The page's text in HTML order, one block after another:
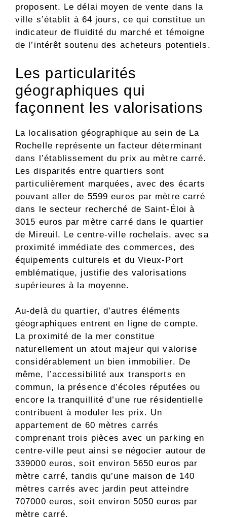
proposent. Le délai moyen de vente dans la
ville s’établit à 64 jours, ce qui constitue un
indicateur de fluidité du marché et témoigne
de l’intérêt soutenu des acheteurs potentiels.
Les particularités
géographiques qui
façonnent les valorisations
La localisation géographique au sein de La
Rochelle représente un facteur déterminant
dans l’établissement du prix au mètre carré.
Les disparités entre quartiers sont
particulièrement marquées, avec des écarts
pouvant aller de 5599 euros par mètre carré
dans le secteur recherché de Saint-Éloi à
3015 euros par mètre carré dans le quartier
de Mireuil. Le centre-ville rochelais, avec sa
proximité immédiate des commerces, des
équipements culturels et du Vieux-Port
emblématique, justifie des valorisations
supérieures à la moyenne.
Au-delà du quartier, d’autres éléments
géographiques entrent en ligne de compte.
La proximité de la mer constitue
naturellement un atout majeur qui valorise
considérablement un bien immobilier. De
même, l’accessibilité aux transports en
commun, la présence d’écoles réputées ou
encore la tranquillité d’une rue résidentielle
contribuent à moduler les prix. Un
appartement de 60 mètres carrés
comprenant trois pièces avec un parking en
centre-ville peut ainsi se négocier autour de
339000 euros, soit environ 5650 euros par
mètre carré, tandis qu’une maison de 140
mètres carrés avec jardin peut atteindre
707000 euros, soit environ 5050 euros par
mètre carré.